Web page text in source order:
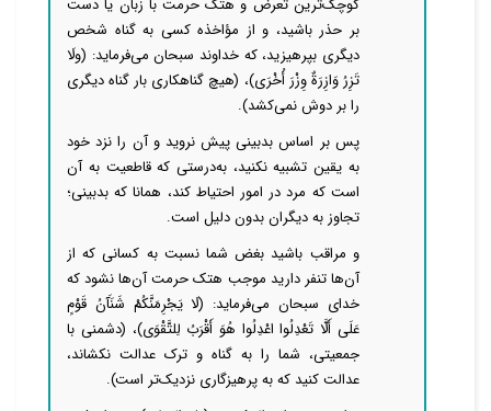
کوچک‌ترین تعرض و هتک حرمت با زبان یا دست
بر حذر باشید، و از مؤاخذه کسی به گناه شخص
دیگری بپرهیزید، که خداوند سبحان می‌فرماید: (ولَا
تَزِرُ وَازِرَةٌ وِزْرَ أُخْرَی)، (هیچ گناهکاری بار گناه دیگری
را بر دوش نمی‌کشد).
پس بر اساس بدبینی پیش نروید و آن را نزد خود
به یقین تشبیه نکنید، به‌درستی که قاطعیت به آن
است که مرد در امور احتیاط کند، همانا که بدبینی؛
تجاوز به دیگران بدون دلیل است.
و مراقب باشید بغض شما نسبت به کسانی که از
آن‌ها تنفر دارید موجب هتک حرمت آن‌ها نشود که
خدای سبحان می‌فرماید: (لَا یَجْرِمَنَّکُمْ شَنَآَنُ قَوْمٍ
عَلَی أَلَّا تَعْدِلُوا اعْدِلُوا هُوَ أَقْرَبُ لِلتَّقْوَی)، (دشمنی با
جمعیتی، شما را به گناه و ترک عدالت نکشاند،
عدالت کنید که به پرهیزگاری نزدیک‌تر است).